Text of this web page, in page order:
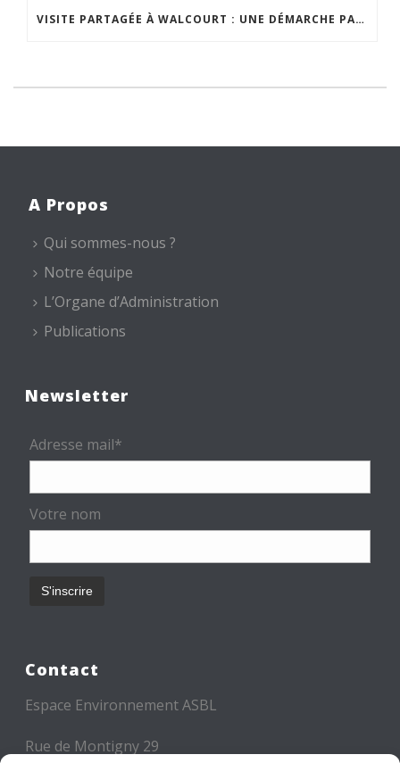
VISITE PARTAGÉE À WALCOURT : UNE DÉMARCHE PARTICIPATIVE ANIMÉE PAR ESPACE ENVIRONNEMENT
A Propos
Qui sommes-nous ?
Notre équipe
L’Organe d’Administration
Publications
Newsletter
Adresse mail*
Votre nom
Contact
Espace Environnement ASBL
Rue de Montigny 29